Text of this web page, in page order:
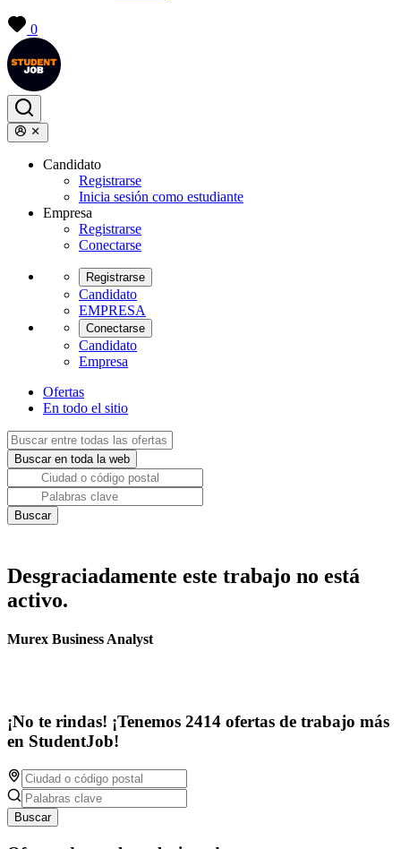
0
Candidato
Registrarse
Inicia sesión como estudiante
Empresa
Registrarse
Conectarse
Registrarse
Candidato
EMPRESA
Conectarse
Candidato
Empresa
Ofertas
En todo el sitio
Desgraciadamente este trabajo no está
activo.
Murex Business Analyst
¡No te rindas! ¡Tenemos 2414 ofertas de trabajo más
en StudentJob!
Buscar